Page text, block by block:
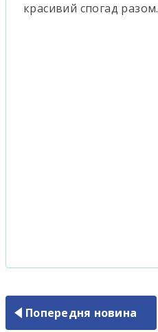
красивий спогад разом.
Попередня новина